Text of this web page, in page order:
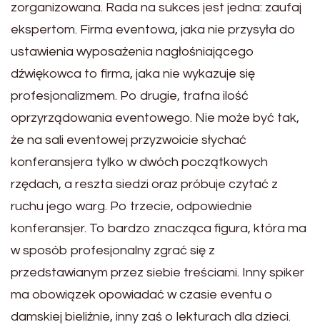
zorganizowana. Rada na sukces jest jedna: zaufaj
ekspertom. Firma eventowa, jaka nie przysyła do
ustawienia wyposażenia nagłośniającego
dźwiękowca to firma, jaka nie wykazuje się
profesjonalizmem. Po drugie, trafna ilość
oprzyrządowania eventowego. Nie może być tak,
że na sali eventowej przyzwoicie słychać
konferansjera tylko w dwóch początkowych
rzędach, a reszta siedzi oraz próbuje czytać z
ruchu jego warg. Po trzecie, odpowiednie
konferansjer. To bardzo znacząca figura, która ma
w sposób profesjonalny zgrać się z
przedstawianym przez siebie treściami. Inny spiker
ma obowiązek opowiadać w czasie eventu o
damskiej bieliźnie, inny zaś o lekturach dla dzieci.